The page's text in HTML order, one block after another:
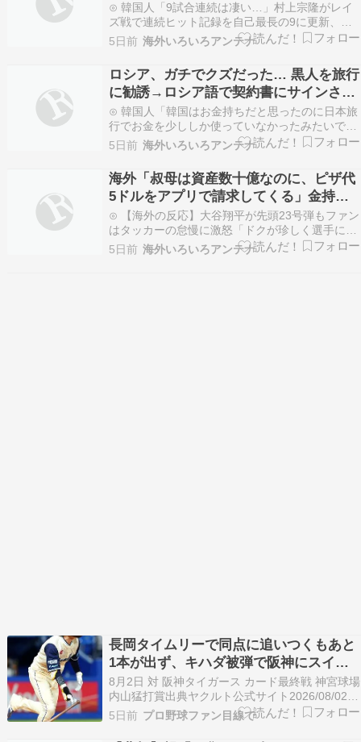
⊙ 韓国人「9試合連続は凄い…」村上宗隆がレイ
ズ戦で連続ヒット記録を自己最長の9に更新、ホ
ワイトソックスの連勝継続クロード-韓国の反応
まとめ⊙ 中国人「サッカー日本代表、より現実的
な目標を定めた模様」 中国人「妥当な目標」「一
歩一歩着実に」じゃぽにか反応帳⊙ 中国人「サッ
カー中国…
5日前 海外いろいろアンテナ
ロシア、ガチでクズだった… 黒人を旅行
に勧誘→ロシア語で契約書にサインさせ
られる→前線で大量戦死！
⊙ 韓国人「韓国はお金持ちだと思ったのに日本旅
行でお金を少ししか使っていなかったみたいで
す」かんにゅー -韓国の反応-⊙ エルドアンとは何
者か——スラム街のサッカー少年が、詩の朗読で
投獄され、クーデターを生き延びて「新オスマン
の皇帝」と呼ばれるまでネトウヨにゅーす⊙ 韓国
人「韓国…
5日前 海外いろいろアンテナ
海外「叔母は資産数十億なのに、ピザ代
5ドルをアプリで請求してくる」金持ち
がやってると思ってたことは全部嘘だっ
た…
⊙ 【海外の反応】大谷翔平が先頭23号弾もファン
はタッカーの怠慢に激怒「ドクが珍しく選手に怒
っている…」マニア・オブ・フットボール 〜名将
からの提言〜⊙ 海外「触れば知識が入るのに全部
5日前 海外いろいろアンテナ
長岡タイムリーで同点に追いつくもあと
1本が出ず、キハダ被弾で阪神にスイー
プされる
8月2日 対 阪神タイガース カード最終戦 神宮球場
内山猛打賞出典ヤクルト公式サイト2026/08/02
このカード、多少の違いはありますが、同じ展開
で遂に3タテされました。 実力差です。 ヤクルト
5日前 プロ野球ファン目線で